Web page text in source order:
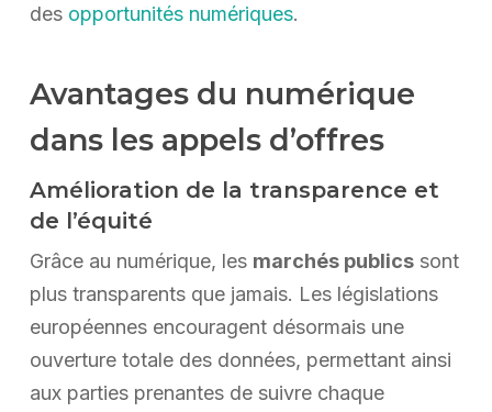
des opportunités numériques.
Avantages du numérique
dans les appels d’offres
Amélioration de la transparence et
de l’équité
Grâce au numérique, les marchés publicssont
plus transparents que jamais. Les législations
européennes encouragent désormais une
ouverture totale des données, permettant ainsi
aux parties prenantes de suivre chaque